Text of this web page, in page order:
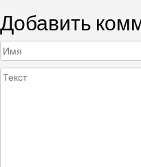
Добавить